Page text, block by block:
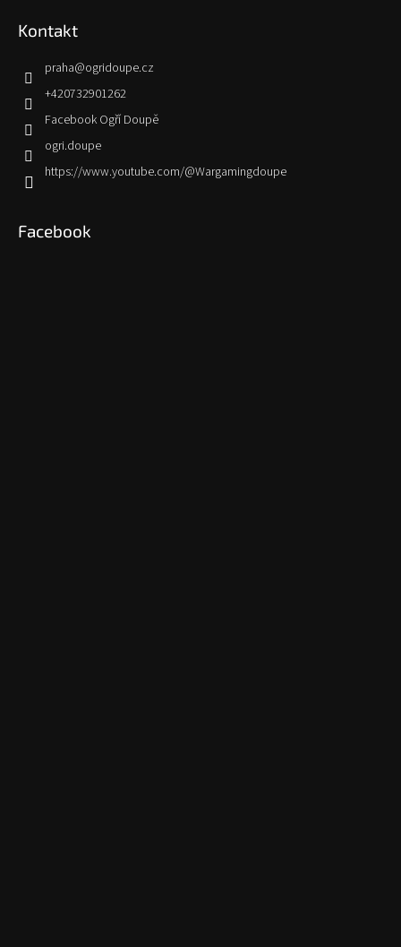
Kontakt
praha@ogridoupe.cz
+420732901262
Facebook Ogří Doupě
ogri.doupe
https://www.youtube.com/@Wargamingdoupe
Facebook